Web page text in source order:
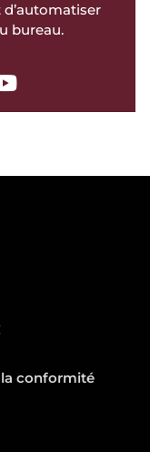
bureau.
conformité